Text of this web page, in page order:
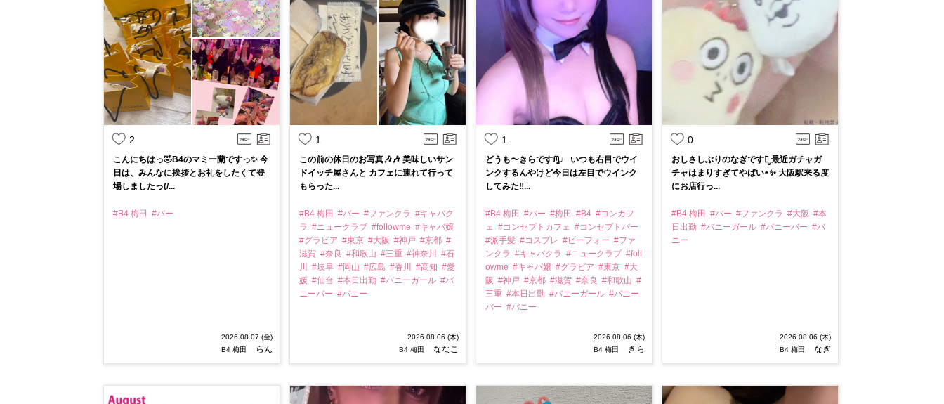
2
こんにちはっ🤣B4のマミー蘭ですっ✨️ 今
日は、みんなに挨拶とお礼をしたくて登
場しましたっ(/...
#B4 梅田 #バー
2026.08.07 (金)
B4 梅田
らん
1
この前の休日のお写真🎶🎶 美味しいサン
ドイッチ屋さんと カフェに連れて行って
もらった...
#B4 梅田 #バー #ファンクラ #キャバク
ラ #ニュークラブ #followme #キャバ嬢
#グラビア #東京 #大阪 #神戸 #京都 #
滋賀 #奈良 #和歌山 #三重 #神奈川
#石
川
#岐阜 #岡山 #広島 #香川 #高知 #愛
媛 #仙台 #本日出勤 #バニーガール #バ
ニーバー #バニー
2026.08.06 (木)
B4 梅田
ななこ
1
どうも〜きらですᙏ̤̱♩ いつも右目でウイ
ンクするんやけど今日は左目でウインク
してみた‼️...
#B4 梅田 #バー #梅田 #B4 #コンカフ
ェ #コンセプトカフェ #コンセプトバー
#派手髪 #コスプレ #ビーフォー #ファ
ンクラ #キャバクラ #ニュークラブ #foll
owme #キャバ嬢 #グラビア #東京 #大
阪 #神戸 #京都 #滋賀 #奈良 #和歌山 #
三重 #本日出勤 #バニーガール #バニー
バー #バニー
2026.08.06 (木)
B4 梅田
きら
0
おしさしぶりのなぎですꪔ̤̮ 最近ガチャガ
チャはまりすぎてやばい◓✨ 大阪駅来る度
にお店行っ...
#B4 梅田 #バー #ファンクラ #大阪 #本
日出勤 #バニーガール #バニーバー #バ
ニー
2026.08.06 (木)
B4 梅田
なぎ